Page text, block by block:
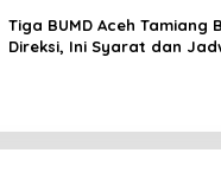
Tiga BUMD Aceh Tamiang
Direksi, Ini Syarat dan